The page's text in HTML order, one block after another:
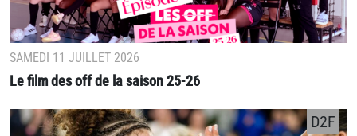
SAMEDI 11 JUILLET 2026
Le film des off de la saison 25-26
D2F